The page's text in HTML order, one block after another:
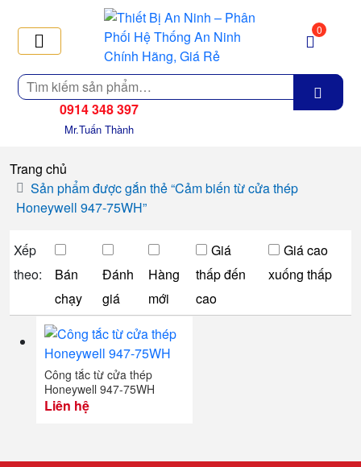
Tìm
kiếm
0
0914 348 397
Mr.Tuấn Thành
Trang chủ
Sản phẩm được gắn thẻ “Cảm biến từ cửa thép
Honeywell 947-75WH”
Xếp
theo:
Bán
chạy
Đánh
giá
Hàng
mới
Giá
thấp đến
cao
Giá cao
xuống thấp
Công tắc từ cửa thép
Honeywell 947-75WH
Liên hệ